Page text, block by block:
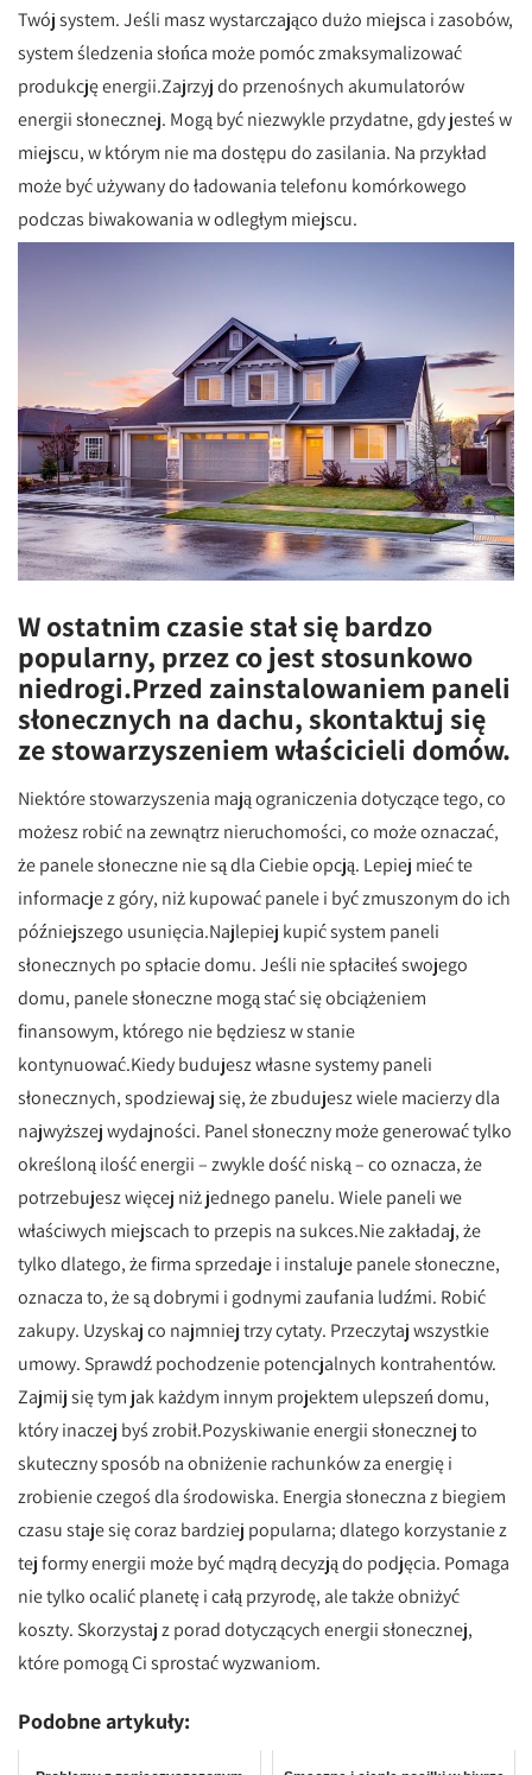
Twój system. Jeśli masz wystarczająco dużo miejsca i zasobów,
system śledzenia słońca może pomóc zmaksymalizować
produkcję energii.Zajrzyj do przenośnych akumulatorów
energii słonecznej. Mogą być niezwykle przydatne, gdy jesteś w
miejscu, w którym nie ma dostępu do zasilania. Na przykład
może być używany do ładowania telefonu komórkowego
podczas biwakowania w odległym miejscu.
W ostatnim czasie stał się bardzo
popularny, przez co jest stosunkowo
niedrogi.Przed zainstalowaniem paneli
słonecznych na dachu, skontaktuj się
ze stowarzyszeniem właścicieli domów.
Niektóre stowarzyszenia mają ograniczenia dotyczące tego, co
możesz robić na zewnątrz nieruchomości, co może oznaczać,
że panele słoneczne nie są dla Ciebie opcją. Lepiej mieć te
informacje z góry, niż kupować panele i być zmuszonym do ich
późniejszego usunięcia.Najlepiej kupić system paneli
słonecznych po spłacie domu. Jeśli nie spłaciłeś swojego
domu, panele słoneczne mogą stać się obciążeniem
finansowym, którego nie będziesz w stanie
kontynuować.Kiedy budujesz własne systemy paneli
słonecznych, spodziewaj się, że zbudujesz wiele macierzy dla
najwyższej wydajności. Panel słoneczny może generować tylko
określoną ilość energii – zwykle dość niską – co oznacza, że ​​
potrzebujesz więcej niż jednego panelu. Wiele paneli we
właściwych miejscach to przepis na sukces.Nie zakładaj, że
tylko dlatego, że firma sprzedaje i instaluje panele słoneczne,
oznacza to, że są dobrymi i godnymi zaufania ludźmi. Robić
zakupy. Uzyskaj co najmniej trzy cytaty. Przeczytaj wszystkie
umowy. Sprawdź pochodzenie potencjalnych kontrahentów.
Zajmij się tym jak każdym innym projektem ulepszeń domu,
który inaczej byś zrobił.Pozyskiwanie energii słonecznej to
skuteczny sposób na obniżenie rachunków za energię i
zrobienie czegoś dla środowiska. Energia słoneczna z biegiem
czasu staje się coraz bardziej popularna; dlatego korzystanie z
tej formy energii może być mądrą decyzją do podjęcia. Pomaga
nie tylko ocalić planetę i całą przyrodę, ale także obniżyć
koszty. Skorzystaj z porad dotyczących energii słonecznej,
które pomogą Ci sprostać wyzwaniom.
Podobne artykuły: